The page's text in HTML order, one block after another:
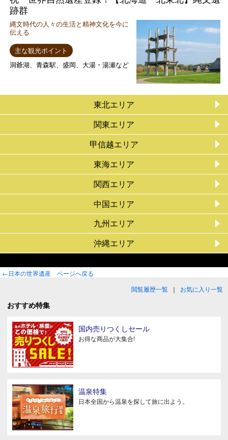
跡群
縄文時代の人々の生活と精神文化を今に
伝える
主な観光ポイント
洞爺湖、青森駅、盛岡、大湯・湯瀬など
東北エリア
関東エリア
甲信越エリア
東海エリア
関西エリア
中国エリア
九州エリア
沖縄エリア
←日本の世界遺産 ページへ戻る
閲覧履歴一覧 ｜ お気に入り一覧
おすすめ特集
国内売りつくしセール
お得な商品が大集合!
温泉特集
日本全国から温泉を探して旅に出よう。